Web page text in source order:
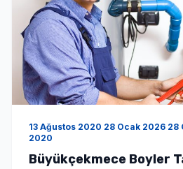
13 Ağustos 2020 28 Ocak 2026 28
2020
Büyükçekmece Boyler